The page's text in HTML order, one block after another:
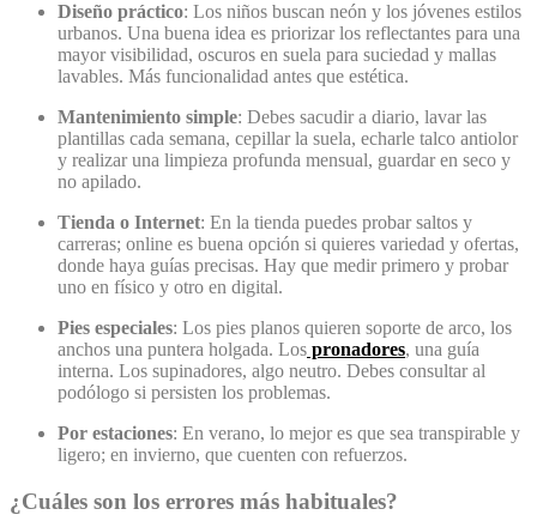
Diseño práctico: Los niños buscan neón y los jóvenes estilos
urbanos. Una buena idea es priorizar los reflectantes para una
mayor visibilidad, oscuros en suela para suciedad y mallas
lavables. Más funcionalidad antes que estética.
Mantenimiento simple: Debes sacudir a diario, lavar las
plantillas cada semana, cepillar la suela, echarle talco antiolor
y realizar una limpieza profunda mensual, guardar en seco y
no apilado.
Tienda o Internet: En la tienda puedes probar saltos y
carreras; online es buena opción si quieres variedad y ofertas,
donde haya guías precisas. Hay que medir primero y probar
uno en físico y otro en digital.
Pies especiales: Los pies planos quieren soporte de arco, los
anchos una puntera holgada. Los pronadores, una guía
interna. Los supinadores, algo neutro. Debes consultar al
podólogo si persisten los problemas.
Por estaciones: En verano, lo mejor es que sea transpirable y
ligero; en invierno, que cuenten con refuerzos.
¿Cuáles son los errores más habituales?